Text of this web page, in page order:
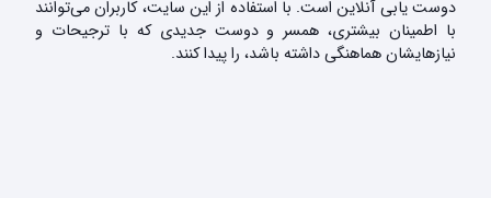
دوست یابی آنلاین است. با استفاده از این سایت، کاربران می‌توانند
با اطمینان بیشتری، همسر و دوست جدیدی که با ترجیحات و
نیازهایشان هماهنگی داشته باشد، را پیدا کنند.